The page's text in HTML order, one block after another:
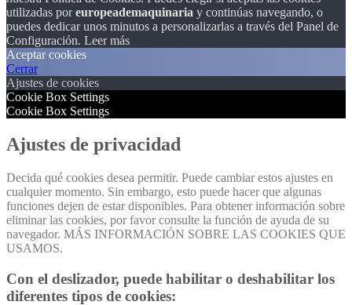
utilizadas poreuropeademaquinaria y continúas navegando, o
puedes dedicar unos minutos a personalizarlas a través del Panel de
Configuración. Leer más
Aceptar cookies
Cerrar
Ajustes de cookies
Cookie Box Settings
Cookie Box Settings
Ajustes de privacidad
Decida qué cookies desea permitir. Puede cambiar estos ajustes en
cualquier momento. Sin embargo, esto puede hacer que algunas
funciones dejen de estar disponibles. Para obtener información sobre
eliminar las cookies, por favor consulte la función de ayuda de su
navegador. MÁS INFORMACIÓN SOBRE LAS COOKIES QUE
USAMOS.
Con el deslizador, puede habilitar o deshabilitar los
diferentes tipos de cookies: